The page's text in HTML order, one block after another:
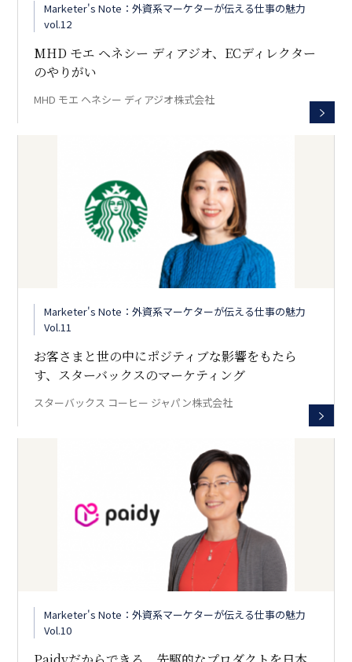
Marketer's Note：外資系マーケターが伝える仕事の魅力
vol.12
MHD モエ ヘネシー ディアジオ、ECディレクター
のやりがい
MHD モエ ヘネシー ディアジオ株式会社
Marketer's Note：外資系マーケターが伝える仕事の魅力
Vol.11
お客さまと世の中にポジティブな影響をもたら
す、スターバックスのマーケティング
スターバックス コーヒー ジャパン株式会社
Marketer's Note：外資系マーケターが伝える仕事の魅力
Vol.10